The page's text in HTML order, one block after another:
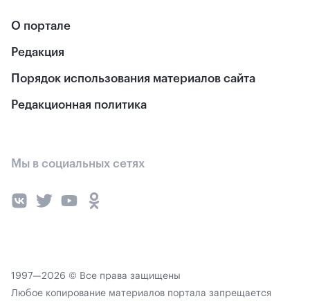
О портале
Редакция
Порядок использования материалов сайта
Редакционная политика
Мы в социальных сетях
1997—2026 © Все права защищены
Любое копирование материалов портала запрещается